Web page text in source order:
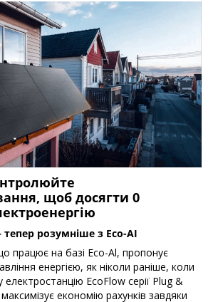
щоб досягти 0
розумніше з Eco-AI
працює на базі Eco-Al, пропонує
енергією, як ніколи раніше, коли
EcoFlow серії Plug &
економію рахунків завдяки